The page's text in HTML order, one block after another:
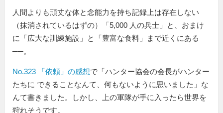
人間よりも頑丈な体と念能力を持ち記録上は存在しない
（抹消されているはずの）「5,000 人の兵士」と、おまけ
に「広大な訓練施設」と「豊富な食料」まで近くにある
──。
No.323 「依頼」の感想で
ハンター協会の会長がハンター
たちに できることなんて、何もないように思いました
な
んて書きました。しかし、上の軍隊が手に入ったら世界を
狩れそうです。